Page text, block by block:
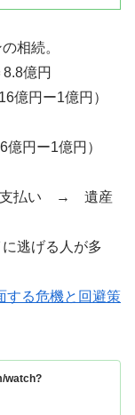
相続。
億円
億円ー1億円）
円ー1億円）
の支払い → 遺産
逃げる人が多
する危機と回避策
watch?